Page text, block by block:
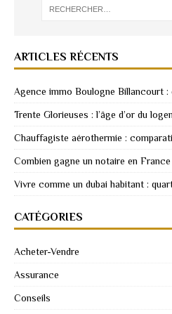
ARTICLES RÉCENTS
Agence immo Boulogne Billancourt
Trente Glorieuses : l’âge d’or du
Chauffagiste aérothermie :
Combien gagne un notaire en
Vivre comme un dubai habitant :
CATÉGORIES
Acheter-Vendre
Assurance
Conseils